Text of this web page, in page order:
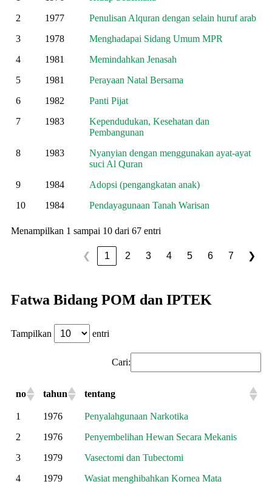
2
1977
Penulisan Alquran dengan selain huruf arab
3
1978
Menghadapai Sidang Umum MPR
4
1981
Memindahkan Jenasah
5
1981
Perayaan Natal Bersama
6
1982
Panti Pijat
7
1983
Kependudukan, Kesehatan dan
Pembangunan
8
1983
Nyanyian dengan menggunakan ayat-ayat
suci Al Quran
9
1984
Adopsi (pengangkatan anak)
10
1984 Pendayagunaan Tanah Warisan
Menampilkan 1 sampai 10 dari 67 entri
❮ 1 2 3 4 5 6 7 ❯
Fatwa Bidang POM dan IPTEK
Tampilkan entri
Cari:
no tahun tentang
1 1976
Penyalahgunaan Narkotika
2
1976
Penyembelihan Hewan Secara Mekanis
3
1979
Vasectomi dan Tubectomi
4
1979
Wasiat menghibahkan Kornea Mata